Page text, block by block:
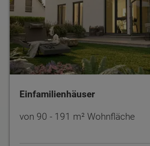
Einfamilienhäuser
von 90 - 191 m² Wohnfläche